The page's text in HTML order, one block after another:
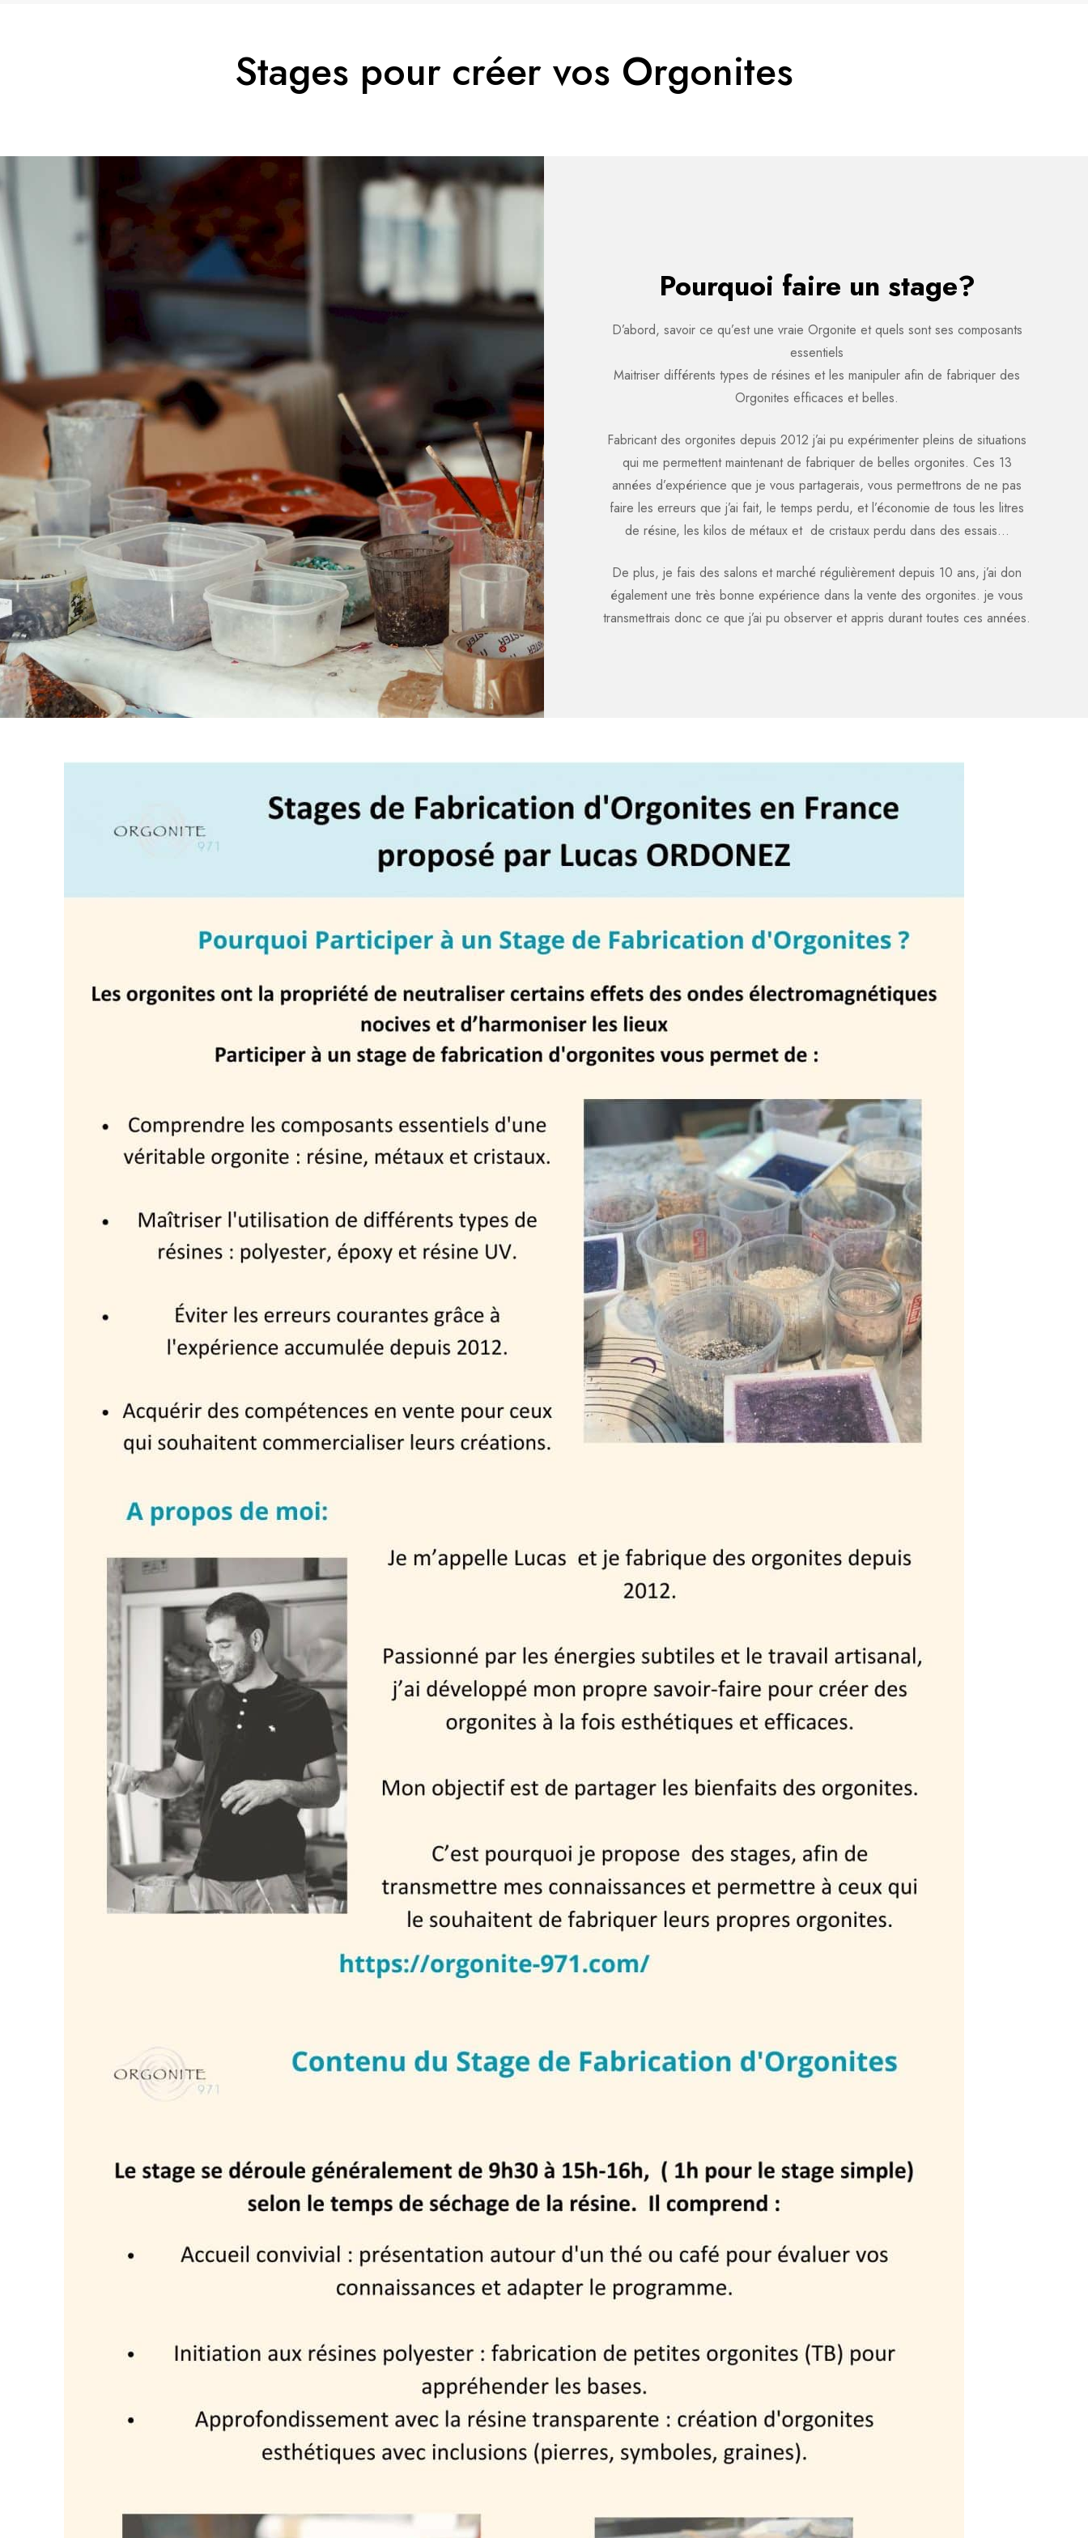
Stages pour créer vos Orgonites
Pourquoi faire un stage?
D’abord, savoir ce qu’est une vraie Orgonite et quels sont ses composants
essentiels
Maitriser différents types de résines et les manipuler afin de fabriquer des
Orgonites efficaces et belles.
Fabricant des orgonites depuis 2012 j’ai pu expérimenter pleins de situations
qui me permettent maintenant de fabriquer de belles orgonites. Ces 13
années d’expérience que je vous partagerais, vous permettrons de ne pas
faire les erreurs que j’ai fait, le temps perdu, et l’économie de tous les litres
de résine, les kilos de métaux et de cristaux perdu dans des essais…
De plus, je fais des salons et marché régulièrement depuis 10 ans, j’ai don
également une très bonne expérience dans la vente des orgonites. je vous
transmettrais donc ce que j’ai pu observer et appris durant toutes ces années.